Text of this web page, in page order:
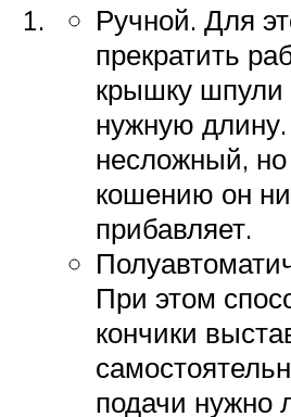
Ручной. Для
прекратить
крышку шпули
нужную
несложный, но
кошению он
прибавляет.
При этом
кончики
подачи нужно